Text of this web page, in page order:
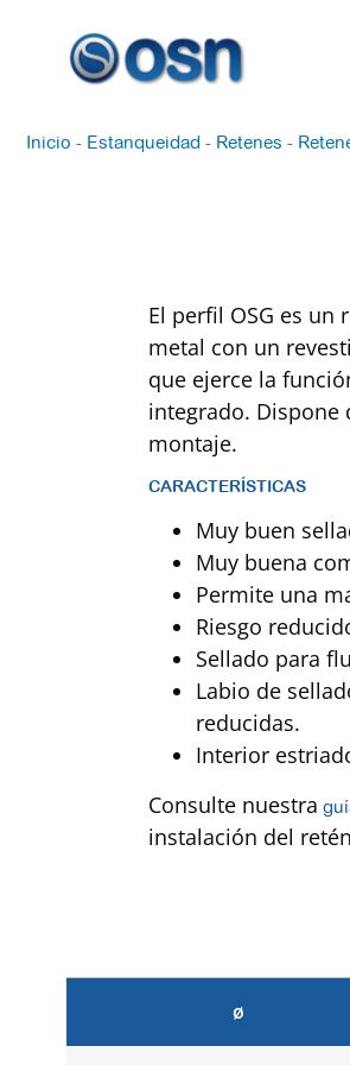
Inicio - Estanqueidad - Retenes -
El perfil OSG es
metal con un
que ejerce la
integrado. Dispone
montaje.
CARACTERÍSTICAS
Muy buen
Muy buena
Permite una
Riesgo
Sellado para
Labio de
reducidas.
Interior
Consulte nuestra g
instalación del
ø